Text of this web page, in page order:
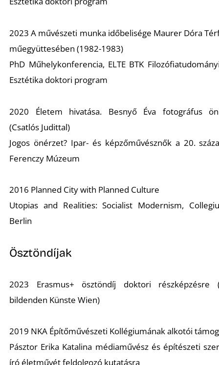
2023 A művészeti munka időbelisége Maurer Dóra
műegyüttesében (1982-1983)
PhD Műhelykonferencia, ELTE BTK
Esztétika doktori program
2020 Életem hivatása. Besnyő Éva fotográfus
(Csatlós Judittal)
Jogos önérzet? Ipar- és képzőművésznők a 20.
Ferenczy Múzeum
2016 Planned City with Planned Culture
Utopias and Realities: Socialist Modernism,
Berlin
Ösztöndíjak
2023 Erasmus+ ösztöndíj doktori részképzésre
bildenden Künste Wien)
2019 NKA Építőművészeti Kollégiumának alkotói
Pásztor Erika Katalina médiaművész és építészeti
író életművét feldolgozó kutatásra